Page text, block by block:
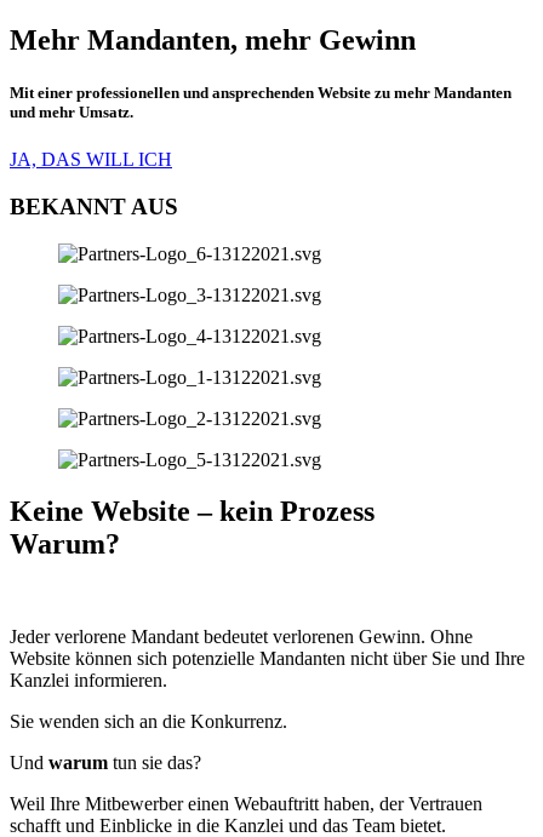
Mehr Mandanten, mehr Gewinn
Mit einer professionellen und ansprechenden Website zu mehr Mandanten
und mehr Umsatz.
JA, DAS WILL ICH
BEKANNT AUS
Keine Website – kein Prozess
Warum?
Jeder verlorene Mandant bedeutet verlorenen Gewinn. Ohne
Website können sich potenzielle Mandanten nicht über Sie und Ihre
Kanzlei informieren.
Sie wenden sich an die Konkurrenz.
Und warum tun sie das?
Weil Ihre Mitbewerber einen Webauftritt haben, der Vertrauen
schafft und Einblicke in die Kanzlei und das Team bietet.